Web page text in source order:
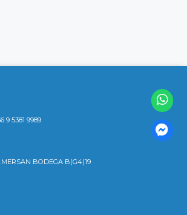
9 5381 9989
BODEGA B(G4)19